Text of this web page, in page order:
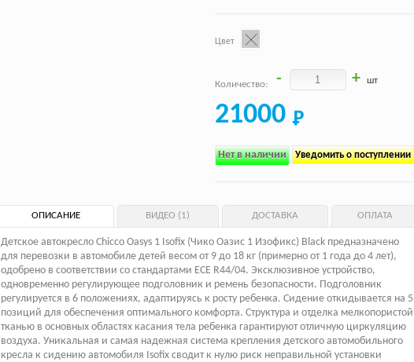
Цвет
Количество: - + шт
21000
Нет в наличии Уведомить о поступлении
ОПИСАНИЕ ВИДЕО (1) ДОСТАВКА ОПЛАТА
Детское автокресло Chicco Oasys 1 Isofix (Чико Оазис 1 Изофикс) Black предназначено
для перевозки в автомобиле детей весом от 9 до 18 кг (примерно от 1 года до 4 лет),
одобрено в соответствии со стандартами ECE R44/04. Эксклюзивное устройство,
одновременно регулирующее подголовник и ремень безопасности. Подголовник
регулируется в 6 положениях, адаптируясь к росту ребенка. Сидение откидывается на 5
позиций для обеспечения оптимального комфорта. Структура и отделка мелкопористой
тканью в основных областях касания тела ребенка гарантируют отличную циркуляцию
воздуха. Уникальная и самая надежная система крепления детского автомобильного
кресла к сидению автомобиля Isofix сводит к нулю риск неправильной установки